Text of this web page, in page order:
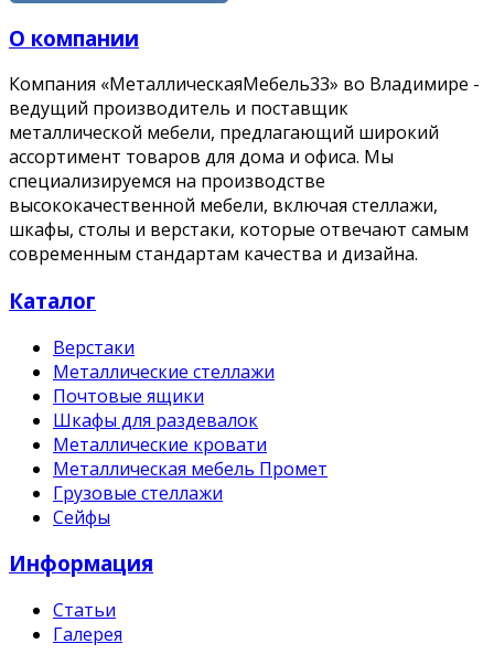
О компании
Компания «МеталлическаяМебель33» во Владимире -
ведущий производитель и поставщик
металлической мебели, предлагающий широкий
ассортимент товаров для дома и офиса. Мы
специализируемся на производстве
высококачественной мебели, включая стеллажи,
шкафы, столы и верстаки, которые отвечают самым
современным стандартам качества и дизайна.
Каталог
Верстаки
Металлические стеллажи
Почтовые ящики
Шкафы для раздевалок
Металлические кровати
Металлическая мебель Промет
Грузовые стеллажи
Сейфы
Информация
Статьи
Галерея